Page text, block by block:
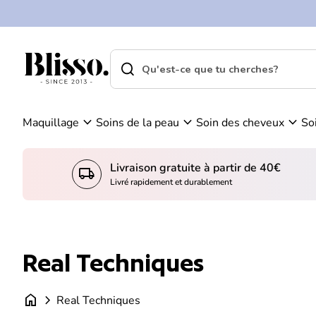
Accueil
m
ir
on
pa
shopping_cart
Accueil
Recherche"
search
Maquillage expand_more Soins de la peau expand_more Soin des cheveux expand_more
local_shipping Livraison gratuite à partir de 40€
Livré rapidement et durablement
Real Techniques
home chevron_right Real Techniques